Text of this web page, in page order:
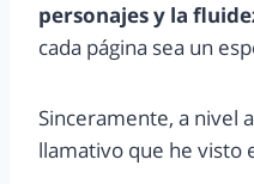
personajes y la
cada página sea un
Sinceramente, a nivel
llamativo que he visto